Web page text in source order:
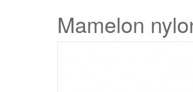
Mamelon